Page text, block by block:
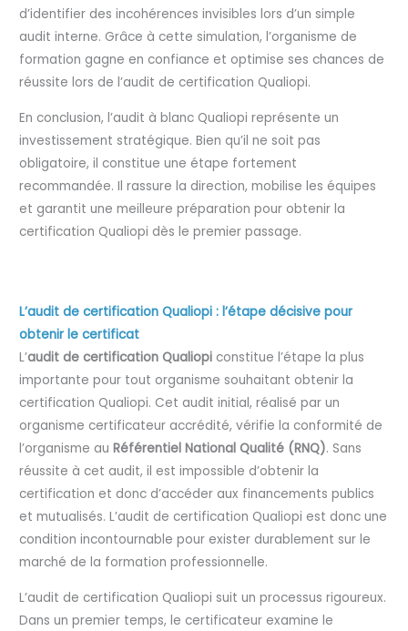
d’identifier des incohérences invisibles lors d’un simple
audit interne. Grâce à cette simulation, l’organisme de
formation gagne en confiance et optimise ses chances de
réussite lors de l’audit de certification Qualiopi.
En conclusion, l’audit à blanc Qualiopi représente un
investissement stratégique. Bien qu’il ne soit pas
obligatoire, il constitue une étape fortement
recommandée. Il rassure la direction, mobilise les équipes
et garantit une meilleure préparation pour obtenir la
certification Qualiopi dès le premier passage.
L’audit de certification Qualiopi : l’étape décisive pour
obtenir le certificat
L’audit de certification Qualiopi constitue l’étape la plus
importante pour tout organisme souhaitant obtenir la
certification Qualiopi. Cet audit initial, réalisé par un
organisme certificateur accrédité, vérifie la conformité de
l’organisme auRéférentiel National Qualité (RNQ). Sans
réussite à cet audit, il est impossible d’obtenir la
certification et donc d’accéder aux financements publics
et mutualisés. L’audit de certification Qualiopi est donc une
condition incontournable pour exister durablement sur le
marché de la formation professionnelle.
L’audit de certification Qualiopi suit un processus rigoureux.
Dans un premier temps, le certificateur examine le